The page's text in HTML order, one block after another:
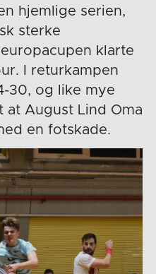
hjemlige serien,
sterke
klarte
I returkampen
30, og like mye
at August Lind Oma
en fotskade.